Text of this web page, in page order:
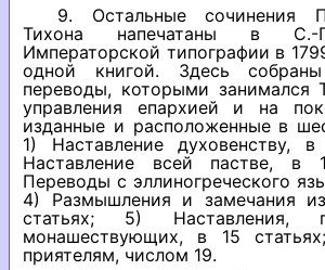
9. Остальные сочинения
Тихона напечатаны в С.-
Императорской типографии в
одной книгой. Здесь
переводы, которыми занимался
управления епархией и на
изданные и расположенные в
1) Наставление духовенству,
Наставление всей пастве, в
Переводы с эллиногреческого
4) Размышления и замечания
статьях; 5) Наставления,
монашествующих, в 15
приятелям, числом 19.